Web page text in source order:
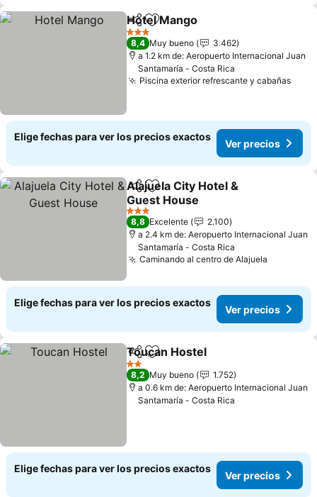
CompartirAgregar a favoritos
Hotel Mango
3 Estrellas
8,4 Muy bueno
3.462
a 1.2 km de: Aeropuerto Internacional Juan
Santamaría - Costa Rica
Piscina exterior refrescante y cabañasVer
Elige fechas para ver los precios exactos
Ver precios
CompartirAgregar a favoritos
Alajuela City Hotel &
Guest House
Ver precios
3 Estrellas
8,8 Excelente
2.100
a 2.4 km de: Aeropuerto Internacional Juan
Santamaría - Costa Rica
Caminando al centro de Alajuela
Elige fechas para ver los precios exactos
Ver precios
Compartir
Agregar a favoritos
Toucan Hostel
2 Estrellas
8,2 Muy bueno
1.752
a 0.6 km de: Aeropuerto Internacional Juan
Santamaría - Costa Rica
Elige fechas para ver los precios exactos
Ver precios